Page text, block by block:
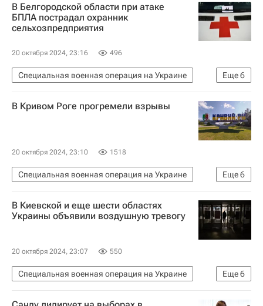
В Белгородской области при атаке
БПЛА пострадал охранник
сельхозпредприятия
20 октября 2024, 23:16 496
Еще6
Специальная военная операция на Украине
Происшествия
Белгородская область
Вячеслав Гладков
Украина
В Кривом Роге прогремели взрывы
20 октября 2024, 23:10 1518
Еще6
Специальная военная операция на Украине
В мире
Кривой Рог
Украина
Вооруженные силы Украины
Днепропетровская область
В Киевской и еще шести областях
Украины объявили воздушную тревогу
20 октября 2024, 23:07 550
Еще6
Специальная военная операция на Украине
В мире
Николаевская область
Россия